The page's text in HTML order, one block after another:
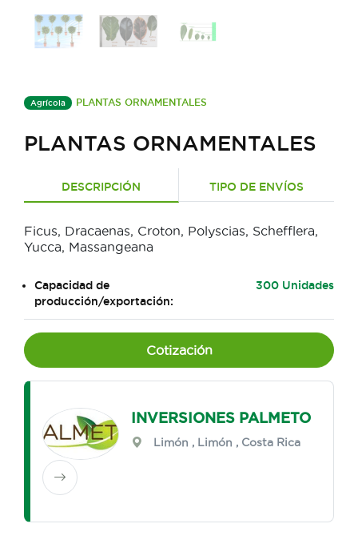
Agrícola PLANTAS ORNAMENTALES
PLANTAS ORNAMENTALES
DESCRIPCIÓN TIPO DE ENVÍOS
Ficus, Dracaenas, Croton, Polyscias, Schefflera,
Yucca, Massangeana
Capacidad de
producción/exportación:
300 Unidades
Cotización
INVERSIONES PALMETO
Limón , Limón , Costa Rica